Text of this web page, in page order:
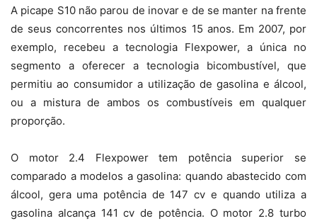
A picape S10 não parou de inovar e de se manter na frente
de seus concorrentes nos últimos 15 anos. Em 2007, por
exemplo, recebeu a tecnologia Flexpower, a única no
segmento a oferecer a tecnologia bicombustível, que
permitiu ao consumidor a utilização de gasolina e álcool,
ou a mistura de ambos os combustíveis em qualquer
proporção.
O motor 2.4 Flexpower tem potência superior se
comparado a modelos a gasolina: quando abastecido com
álcool, gera uma potência de 147 cv e quando utiliza a
gasolina alcança 141 cv de potência. O motor 2.8 turbo